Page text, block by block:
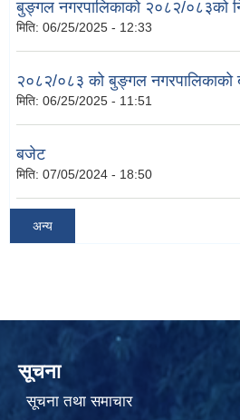
बुङ्गल नगरपालिकाको २०८२/०८३को
मिति: 06/25/2025 - 12:33
२०८२/०८३ को बुङ्गल नगरपालिकाको
मिति: 06/25/2025 - 11:51
बजेट
मिति: 07/05/2024 - 18:50
अन्य
सूचना
सूचना तथा समाचार